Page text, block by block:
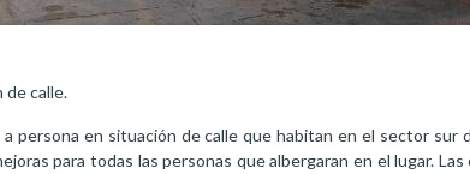
de calle.
persona en situación de calle que habitan en el sector sur
para todas las personas que albergaran en el lugar.